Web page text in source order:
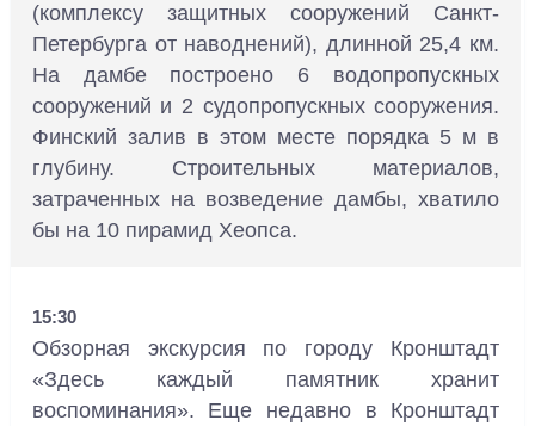
(комплексу защитных сооружений Санкт-
Петербурга от наводнений), длинной 25,4 км.
На дамбе построено 6 водопропускных
сооружений и 2 судопропускных сооружения.
Финский залив в этом месте порядка 5 м в
глубину. Строительных материалов,
затраченных на возведение дамбы, хватило
бы на 10 пирамид Хеопса.
15:30
Обзорная экскурсия по городу Кронштадт
«Здесь каждый памятник хранит
воспоминания». Еще недавно в Кронштадт